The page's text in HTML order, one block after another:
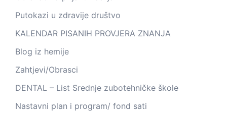
Putokazi u zdravije društvo
KALENDAR PISANIH PROVJERA ZNANJA
Blog iz hemije
Zahtjevi/Obrasci
DENTAL – List Srednje zubotehničke škole
Nastavni plan i program/ fond sati